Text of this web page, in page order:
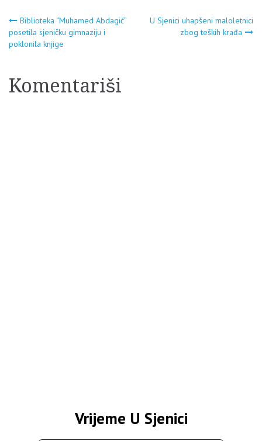
Navigacija
članaka
Biblioteka “Muhamed Abdagić”
posetila sjeničku gimnaziju i
poklonila knjige
U Sjenici uhapšeni maloletnici
zbog teških krađa
Komentariši
Vrijeme U Sjenici